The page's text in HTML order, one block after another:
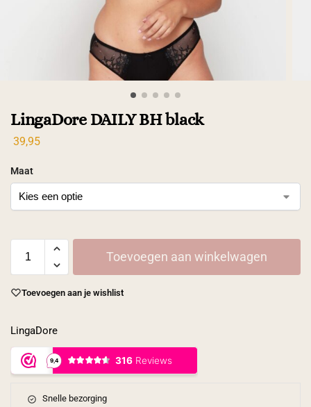
LingaDore DAILY BH black
39,95
Maat
Toevoegen aan winkelwagen
Toevoegen aan je wishlist
LingaDore
Snelle bezorging